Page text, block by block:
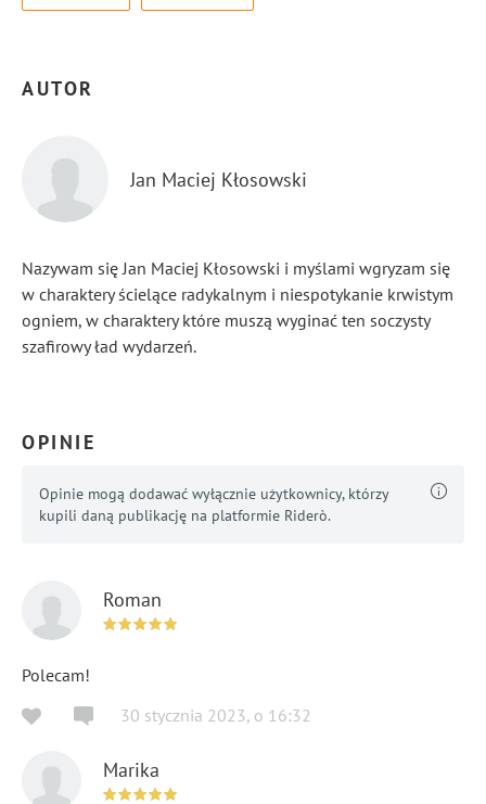
AUTOR
Jan Maciej Kłosowski
Nazywam się Jan Maciej Kłosowski i myślami wgryzam się
w charaktery ścielące radykalnym i niespotykanie krwistym
ogniem, w charaktery które muszą wyginać ten soczysty
szafirowy ład wydarzeń.
OPINIE
Opinie mogą dodawać wyłącznie użytkownicy, którzy
kupili daną publikację na platformie Riderò.
Roman
Polecam!
30 stycznia 2023, o 16:32
Marika